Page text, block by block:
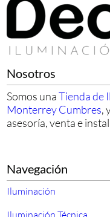
Nosotros
Somos unaTienda de
Monterrey Cumbres,
asesoría, venta e
Navegación
Iluminación